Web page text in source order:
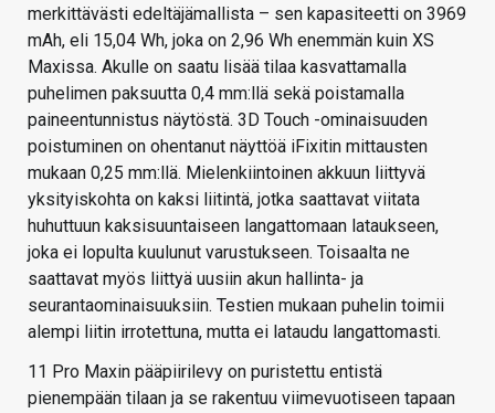
merkittävästi edeltäjämallista – sen kapasiteetti on 3969
mAh, eli 15,04 Wh, joka on 2,96 Wh enemmän kuin XS
Maxissa. Akulle on saatu lisää tilaa kasvattamalla
puhelimen paksuutta 0,4 mm:llä sekä poistamalla
paineentunnistus näytöstä. 3D Touch -ominaisuuden
poistuminen on ohentanut näyttöä iFixitin mittausten
mukaan 0,25 mm:llä. Mielenkiintoinen akkuun liittyvä
yksityiskohta on kaksi liitintä, jotka saattavat viitata
huhuttuun kaksisuuntaiseen langattomaan lataukseen,
joka ei lopulta kuulunut varustukseen. Toisaalta ne
saattavat myös liittyä uusiin akun hallinta- ja
seurantaominaisuuksiin. Testien mukaan puhelin toimii
alempi liitin irrotettuna, mutta ei lataudu langattomasti.
11 Pro Maxin pääpiirilevy on puristettu entistä
pienempään tilaan ja se rakentuu viimevuotiseen tapaan